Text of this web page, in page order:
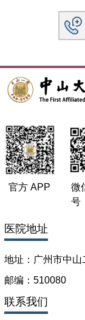
四、研究方向及发
（一）、研究方向
2、胆道、胰腺、
究；
主持省级科研基金
发表SCI收录英文
篇。以第一作者发
1. 《实用外科医
社，2016.10
2. 《肝豆状核变
专利1项：一种双
获广州市科技进步
优秀教师等。
官方 APP
微
号
医院地址
地址：广州市中山
邮编：510080
联系我们